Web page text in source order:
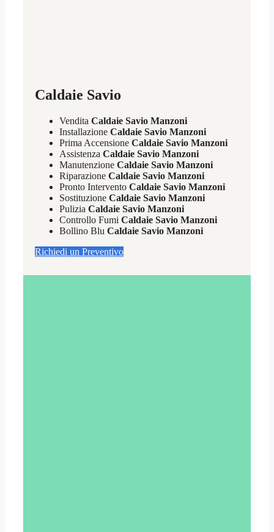
Caldaie Savio
Vendita Caldaie Savio Manzoni
Installazione Caldaie Savio Manzoni
Prima Accensione Caldaie Savio Manzoni
Assistenza Caldaie Savio Manzoni
Manutenzione Caldaie Savio Manzoni
Riparazione Caldaie Savio Manzoni
Pronto Intervento Caldaie Savio Manzoni
Sostituzione Caldaie Savio Manzoni
Pulizia Caldaie Savio Manzoni
Controllo Fumi Caldaie Savio Manzoni
Bollino Blu Caldaie Savio Manzoni
Richiedi un Preventivo